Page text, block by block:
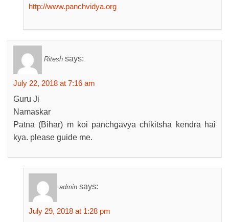
http://www.panchvidya.org
Ritesh says:
July 22, 2018 at 7:16 am
Guru Ji
Namaskar
Patna (Bihar) m koi panchgavya chikitsha kendra hai
kya. please guide me.
admin says:
July 29, 2018 at 1:28 pm